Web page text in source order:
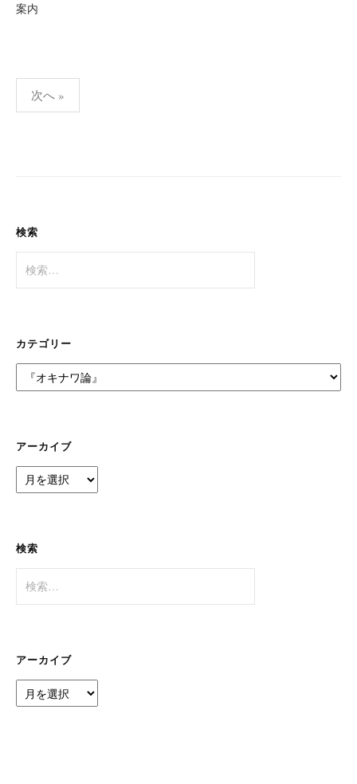
案内
投
稿
送
り
次へ »
検索
索:
カテゴリー
テ
ー
アーカイブ
ー
ブ
検索
索:
アーカイブ
ー